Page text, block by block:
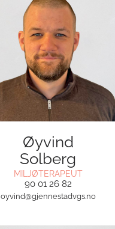
Øyvind
Solberg
MILJØTERAPEUT
90 01 26 82
oyvind@gjennestadvgs.no